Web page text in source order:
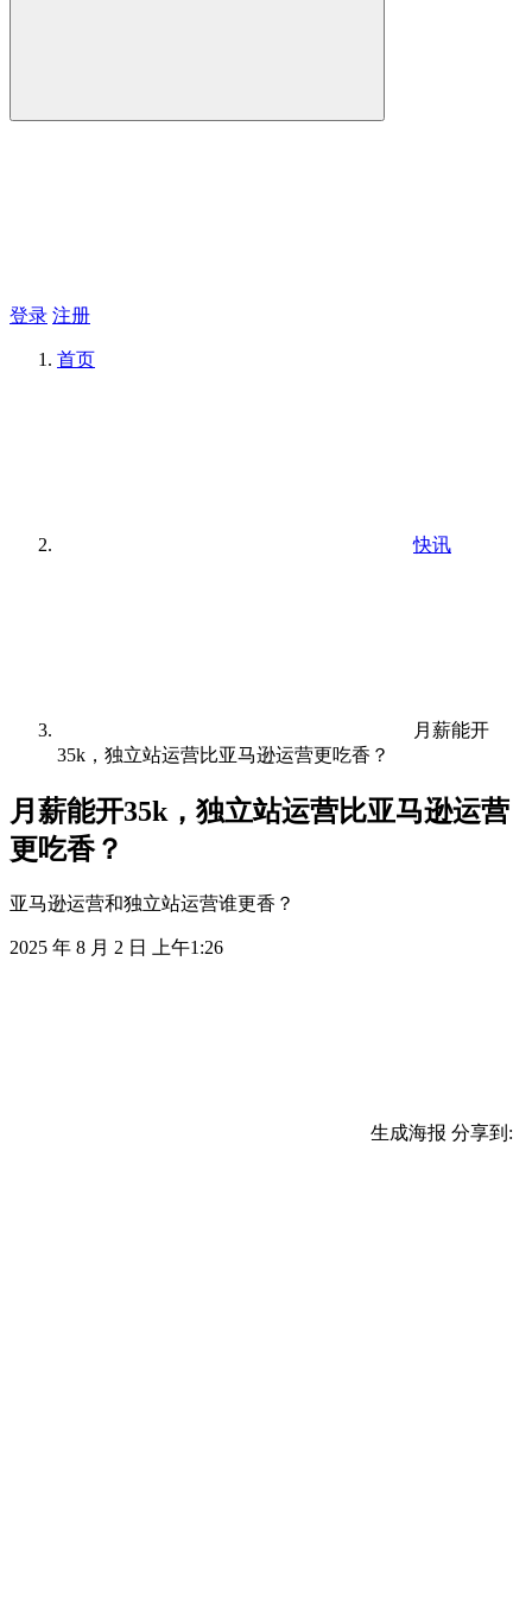
登录 注册
首页
快讯
月薪能开
35k，独立站运营比亚马逊运营更吃香？
月薪能开35k，独立站运营比亚马逊运营
更吃香？
亚马逊运营和独立站运营谁更香？
2025 年 8 月 2 日 上午1:26
生成海报 分享到: